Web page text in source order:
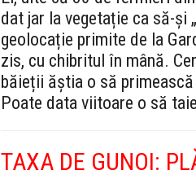
dat jar la vegetație ca să-și
geolocație primite de la
zis, cu chibritul în mână.
băieții ăștia o să
Poate data viitoare o să
TAXA DE GUNOI: